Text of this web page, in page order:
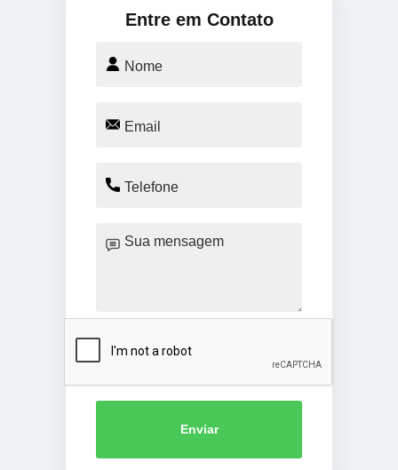
Entre em Contato
Enviar